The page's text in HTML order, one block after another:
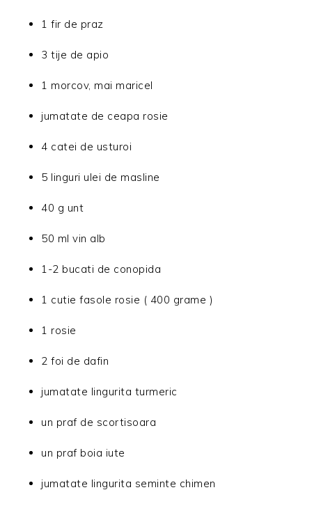
1 fir de praz
3 tije de apio
1 morcov, mai maricel
jumatate de ceapa rosie
4 catei de usturoi
5 linguri ulei de masline
40 g unt
50 ml vin alb
1-2 bucati de conopida
1 cutie fasole rosie ( 400 grame )
1 rosie
2 foi de dafin
jumatate lingurita turmeric
un praf de scortisoara
un praf boia iute
jumatate lingurita seminte chimen